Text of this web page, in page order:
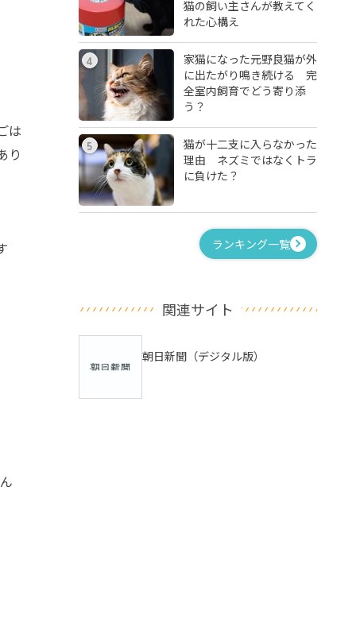
は
り
猫の飼い主さんが教えてく
れた心構え
4
家猫になった元野良猫が外
に出たがり鳴き続ける 完
全室内飼育でどう寄り添
う？
5
猫が十二支に入らなかった
理由 ネズミではなくトラ
に負けた？
ランキング一覧
関連サイト
朝日新聞（デジタル版）